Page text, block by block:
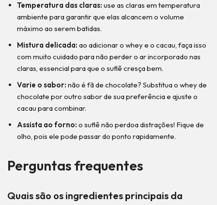
Temperatura das claras: use as claras em temperatura
ambiente para garantir que elas alcancem o volume
máximo ao serem batidas.
Mistura delicada: ao adicionar o whey e o cacau, faça isso
com muito cuidado para não perder o ar incorporado nas
claras, essencial para que o suflê cresça bem.
Varie o sabor: não é fã de chocolate? Substitua o whey de
chocolate por outro sabor de sua preferência e ajuste o
cacau para combinar.
Assista ao forno: o suflê não perdoa distrações! Fique de
olho, pois ele pode passar do ponto rapidamente.
Perguntas frequentes
Quais são os ingredientes principais da